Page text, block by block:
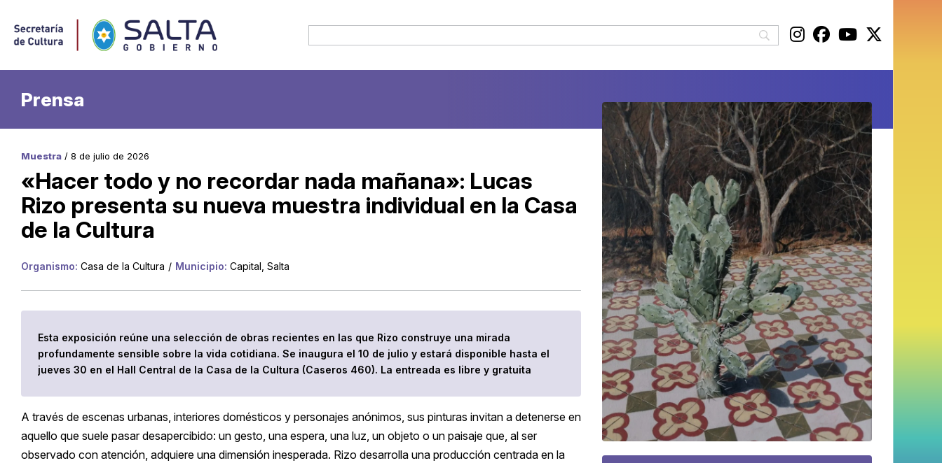
Prensa
Muestra / 8 de julio de 2026
«Hacer todo y no recordar nada mañana»: Lucas
Rizo presenta su nueva muestra individual en la Casa
de la Cultura
Organismo: Casa de la Cultura / Municipio: Capital, Salta
Esta exposición reúne una selección de obras recientes en las que Rizo construye una mirada
profundamente sensible sobre la vida cotidiana. Se inaugura el 10 de julio y estará disponible hasta el
jueves 30 en el Hall Central de la Casa de la Cultura (Caseros 460). La entreada es libre y gratuita
A través de escenas urbanas, interiores domésticos y personajes anónimos, sus pinturas invitan a detenerse en
aquello que suele pasar desapercibido: un gesto, una espera, una luz, un objeto o un paisaje que, al ser
observado con atención, adquiere una dimensión inesperada. Rizo desarrolla una producción centrada en la